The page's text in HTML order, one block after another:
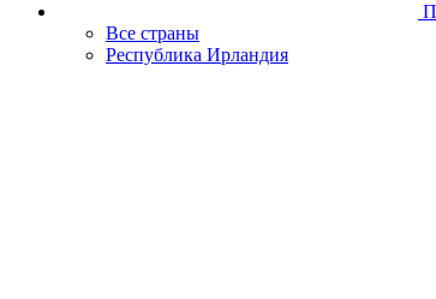
Все страны
Республика Ирландия